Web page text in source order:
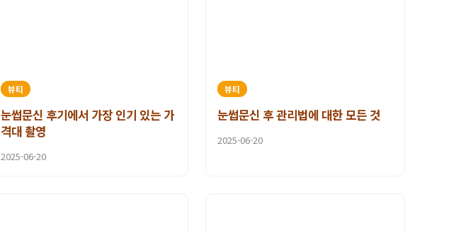
뷰티
눈썹문신 후기에서 가장 인기 있는 가
격대 촬영
2025-06-20
뷰티
눈썹문신 후 관리법에 대한 모든 것
2025-06-20